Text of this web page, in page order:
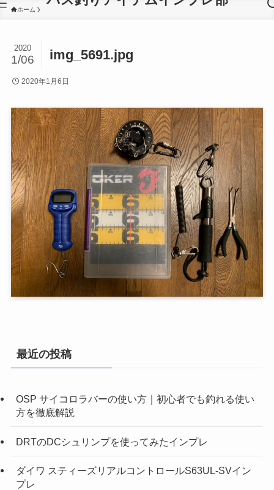
ホーム
img_5691.jpg
2020
1/06
2020年1月6日
最近の投稿
OSP サイコロラバーの使い方｜初心者でも釣れる使い
方を徹底解説
DRTのDCシュリンプを使ってみたインプレ
ダイワ スティーズリアルコントロールS63UL-SVイン
プレ